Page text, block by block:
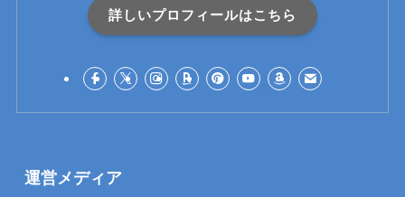
詳しいプロフィールはこちら
運営メディア